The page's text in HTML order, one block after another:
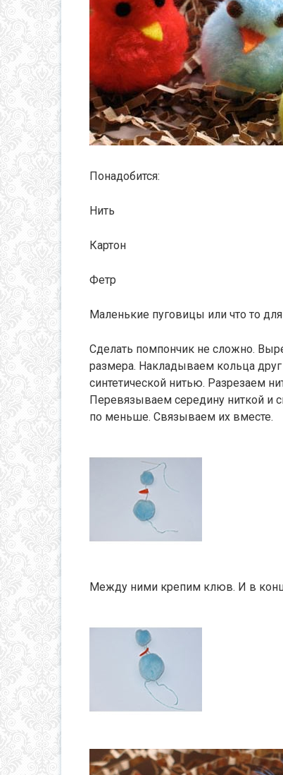
Понадобится:
Нить
Картон
Фетр
Маленькие пуговицы или что то для
Сделать помпончик не сложно.
размера. Накладываем кольца
синтетической нитью. Разрезаем
Перевязываем середину ниткой и
по меньше. Связываем их вместе.
Между ними крепим клюв. И в